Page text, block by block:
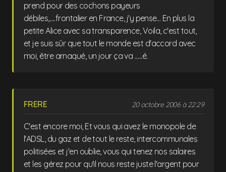
prend pour des cochons payeurs
débiles,.....frontalier en France, j'y pense... En plus la
petite Alice avec sa transparence, Voila, c'est tout,
et je suis sûr que tout le monde est d'accord avec
moi, être arnaqué, un jour ça va ......é.
FRERE 20 octobre 2006 à 22:29
C'est encore moi, Et vous qui avez le monopole de
l'ADSL, du gaz et de tout le reste, intercommunales
politisées et j'en oublie, vous qui tenez nos salaires
et les gérez pour qu'il nous reste juste l'argent pour